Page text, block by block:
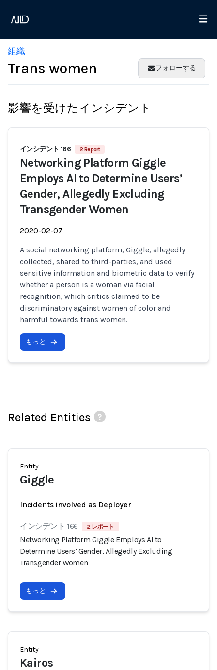
組織
Trans women フォローする
影響を受けたインシデント
インシデント 166 2 Report
Networking Platform Giggle
Employs AI to Determine Users’
Gender, Allegedly Excluding
Transgender Women
2020-02-07
A social networking platform, Giggle, allegedly
collected, shared to third-parties, and used
sensitive information and biometric data to verify
whether a person is a woman via facial
recognition, which critics claimed to be
discriminatory against women of color and
harmful towards trans women.
もっと
Related Entities
Entity
Giggle
Incidents involved as Deployer
インシデント 166 2 レポート
Networking Platform Giggle Employs AI to
Determine Users’ Gender, Allegedly Excluding
Transgender Women
もっと
Entity
Kairos